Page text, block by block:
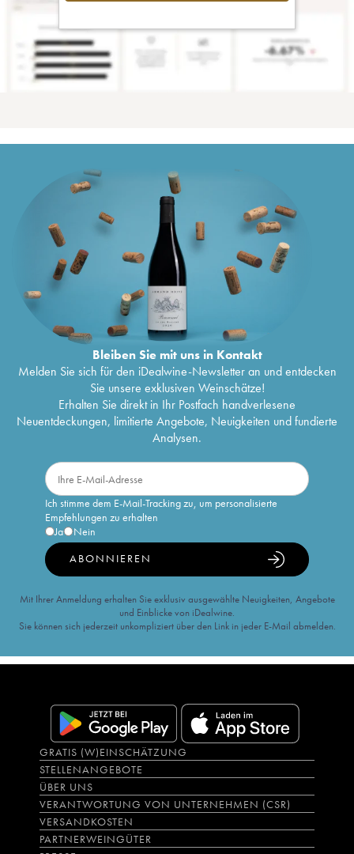
Bleiben Sie mit uns in Kontakt
Melden Sie sich für den iDealwine-Newsletter an und entdecken
Sie unsere exklusiven Weinschätze!
Erhalten Sie direkt in Ihr Postfach handverlesene
Neuentdeckungen, limitierte Angebote, Neuigkeiten und fundierte
Analysen.
Ich stimme dem E-Mail-Tracking zu, um personalisierte
Empfehlungen zu erhalten
Ja
Nein
ABONNIEREN
Mit Ihrer Anmeldung erhalten Sie exklusiv ausgewählte Neuigkeiten, Angebote
und Einblicke von iDealwine.
Sie können sich jederzeit unkompliziert über den Link in jeder E-Mail abmelden.
GRATIS (W)EINSCHÄTZUNG
STELLENANGEBOTE
ÜBER UNS
VERANTWORTUNG VON UNTERNEHMEN (CSR)
VERSANDKOSTEN
PARTNERWEINGÜTER